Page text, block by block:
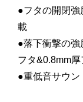
●フタの開閉強
載
●落下衝撃の強
フタ&0.8mm厚
●重低音サウン